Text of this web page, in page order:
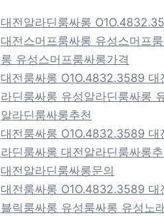
대전알라딘룸싸롱
대전스머프룸싸롱 유성스머프
롱 유성스머프룸싸롱가격
대전룸싸롱 O1O.4832.3589 대
라딘룸싸롱 유성알라딘룸싸롱
알라딘룸싸롱추천
대전룸싸롱 O1O.4832.3589 대
라딘룸싸롱 대전알라딘룸싸롱
대전알라딘룸싸롱문의
대전룸싸롱 O1O.4832.3589 대
블릭룸싸롱 유성룸싸롱 유성노